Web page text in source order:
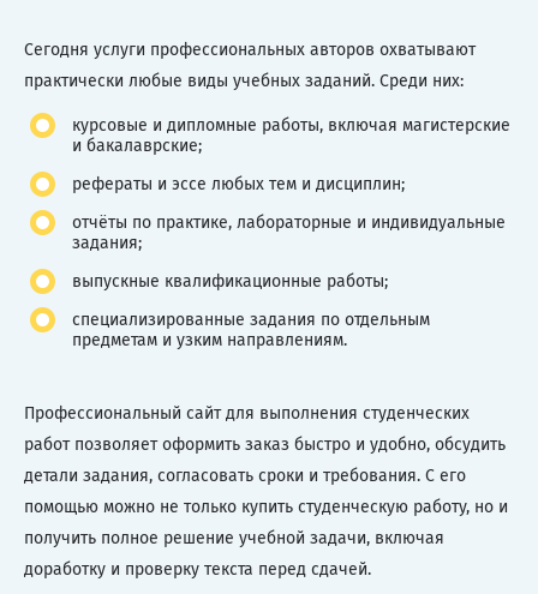
Сегодня услуги профессиональных авторов охватывают
практически любые виды учебных заданий. Среди них:
курсовые и дипломные работы, включая магистерские
и бакалаврские;
рефераты и эссе любых тем и дисциплин;
отчёты по практике, лабораторные и индивидуальные
задания;
выпускные квалификационные работы;
специализированные задания по отдельным
предметам и узким направлениям.
Профессиональный сайт для выполнения студенческих
работ позволяет оформить заказ быстро и удобно, обсудить
детали задания, согласовать сроки и требования. С его
помощью можно не только купить студенческую работу, но и
получить полное решение учебной задачи, включая
доработку и проверку текста перед сдачей.